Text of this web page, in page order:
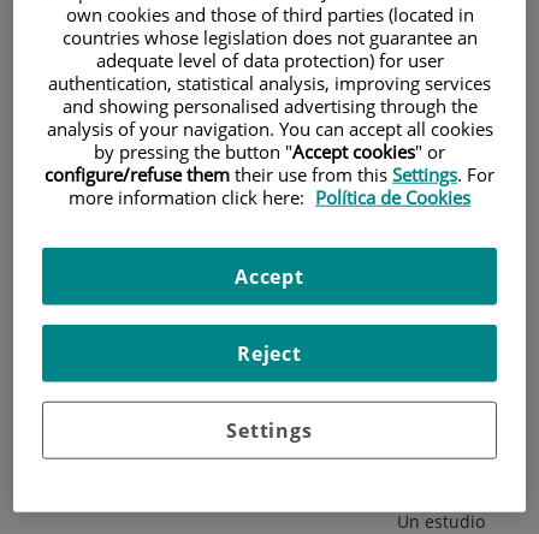
t
a
n
a
n
u
e
v
a
.
t
a
n
a
n
u
e
v
a
t
a
n
a
n
u
e
v
a
.
t
a
n
a
n
u
e
v
a
.
t
a
n
a
n
u
e
v
a
.
una dieta
flexible permite
perder peso
incluso en
vacaciones
adelgacen más de 4 kg de media incluso en épocas de
excesos.
Los expertos recomiendan seguir una dieta mediterránea que
Un estudio
own cookies and those of third parties (located in
countries whose legislation does not guarantee an
adequate level of data protection) for user
authentication, statistical analysis, improving services
and showing personalised advertising through the
analysis of your navigation. You can accept all cookies
by pressing the button "Accept cookies" or
configure/refuse them their use from this Settings. For
more information click here: Política de Cookies
Settings
Reject
Accept